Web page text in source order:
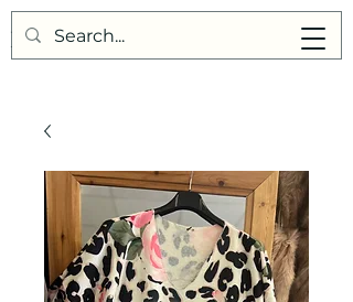
Points de Suture